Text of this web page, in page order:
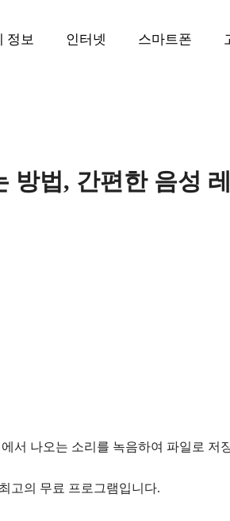
정보 인터넷 스마트폰
방법, 간편한 음성
서 나오는 소리를 녹음하여 파일로 저
고의 무료 프로그램입니다.